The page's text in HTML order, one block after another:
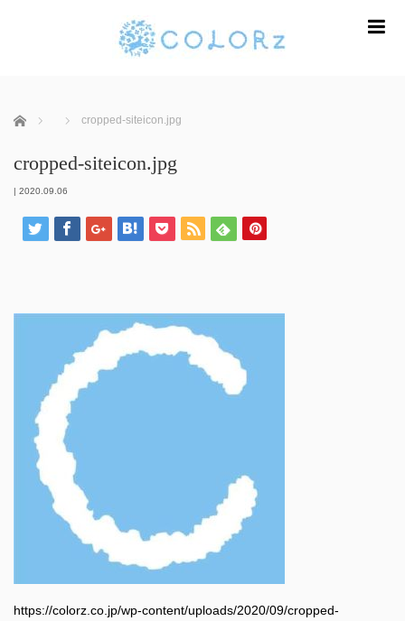
ホーム cropped-siteicon.jpg
cropped-siteicon.jpg
| 2020.09.06
https://colorz.co.jp/wp-content/uploads/2020/09/cropped-